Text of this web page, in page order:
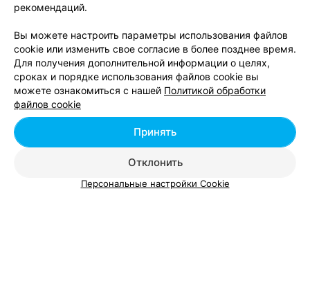
Мода Макс
Могилев, ул. Космонавтов, 8 с 10:00
Отзывы3 Все адреса
Ещё 3 адреса
рекомендаций.
Вы можете настроить параметры использования файлов
cookie или изменить свое согласие в более позднее время.
Для получения дополнительной информации о целях,
сроках и порядке использования файлов cookie вы
можете ознакомиться с нашей Политикой обработки
файлов cookie
Отклонить
Принять
Персональные настройки Cookie